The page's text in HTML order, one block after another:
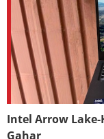
Intel Arrow Lake-
Gahar